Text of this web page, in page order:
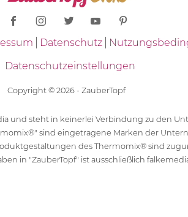
Datenschutz
Datenschutzeinstellungen
Copyright © 2026 - ZauberTopf
und steht in keinerlei Verbindung zu den
sind eingetragene Marken der
des Thermomix® sind
in "ZauberTopf" ist ausschließlich